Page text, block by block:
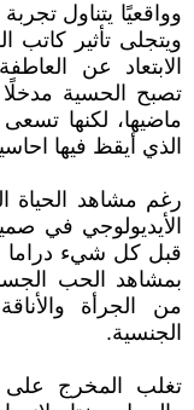
وواقعيًا يتناول
ويتجلى تأثير كاتب
الابتعاد عن
تصبح الحسية مدخلًا
ماضيها، لكنها
الذي أيقظ فيها
رغم مشاهد الحياة
الأيديولوجي في
قبل كل شيء دراما
بمشاهد الحب
من الجرأة
الجنسية.
تغلب المخرج على